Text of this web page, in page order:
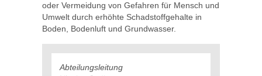
oder Vermeidung von Gefahren für Mensch und
Umwelt durch erhöhte Schadstoffgehalte in
Boden, Bodenluft und Grundwasser.
Abteilungsleitung